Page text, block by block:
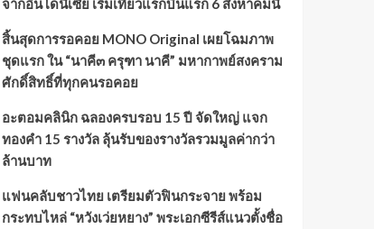
จากอินโดนีเซีย เริ่มเที่ยวแรกบินแรก 6 สิงหาคมนี้
สิ้นสุดการรอคอย MONO Original เผยโฉมภาพ
ชุดแรก ใน “นาคี๓ ครุฑา นาคี” มหากาพย์สงคราม
ศักดิ์สิทธิ์ที่ทุกคนรอคอย
อะตอมคลินิก ฉลองครบรอบ 15 ปี จัดใหญ่ แจก
ทองคำ 15 รางวัล ลุ้นรับของรางวัลรวมมูลค่ากว่า
ล้านบาท
แฟนคลับชาวไทย เตรียมตัวฟินกระจาย พร้อม
กระทบไหล่ “หวังเว่ยหยาง” พระเอกซีรีส์แนวตั้งชื่อ